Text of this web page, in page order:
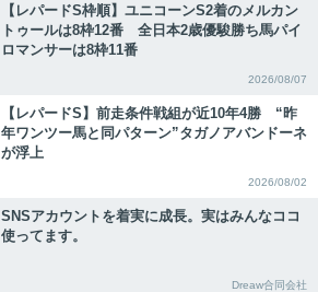
【レパードS枠順】ユニコーンS2着のメルカン
トゥールは8枠12番 全日本2歳優駿勝ち馬パイ
ロマンサーは8枠11番
2026/08/07
【レパードS】前走条件戦組が近10年4勝 “昨
年ワンツー馬と同パターン”タガノアバンドーネ
が浮上
2026/08/02
SNSアカウントを着実に成長。実はみんなココ
使ってます。
Dreaw合同会社